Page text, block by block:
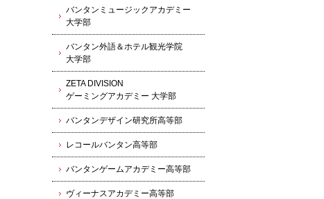
バンタンミュージックアカデミー
大学部
バンタン外語＆ホテル観光学院
大学部
ZETA DIVISION
ゲーミングアカデミー 大学部
バンタンデザイン研究所高等部
レコールバンタン高等部
バンタンゲームアカデミー高等部
ヴィーナスアカデミー高等部